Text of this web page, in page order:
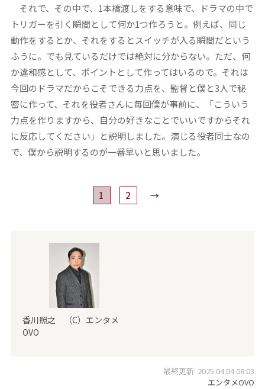
それで、その中で、1本橋渡しをする意味で、ドラマの中で
トリガーを引く瞬間として何か1つ作ろうと。例えば、同じ
動作をするとか、それをするとスイッチが入る瞬間だという
ふうに。でも見ているだけでは絶対に分からない。ただ、何
か違和感として、ポイントとして作ってはいるので。それは
今回のドラマだからこそできる力点を、監督と僕と3人で秘
密に作って、それを役者さんに毎回僕が事前に、「こういう
力点を作りますから、自分の好きなことでいいですからそれ
に反応してください」と説明しました。演じる役者同士なの
で、僕から説明するのが一番早いと思いました。
1 2 →
香川照之 （C）エンタメ
OVO
最終更新: 2025.04.04 08:03
エンタメOVO